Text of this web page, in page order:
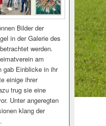
Bilder der
in der Galerie des
werden.
am
gab Einblicke in ihr
einige ihrer
trug sie eine
Unter angeregten
klang der